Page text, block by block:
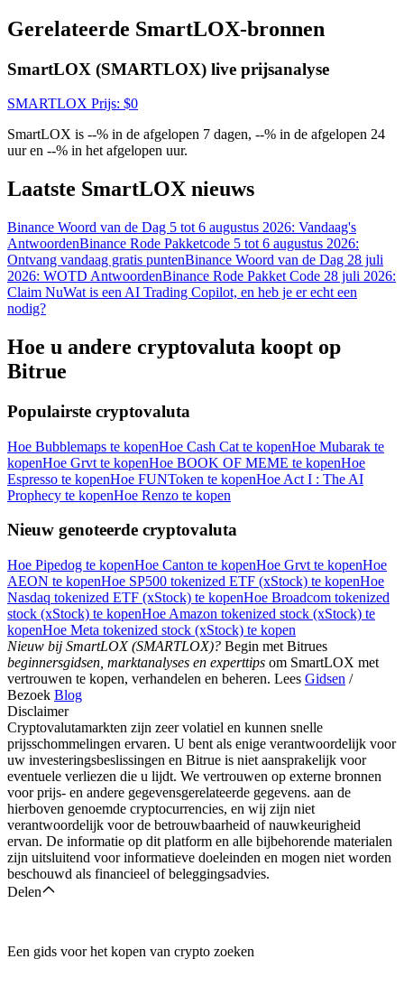
Log in Aanmelden
Download de
Nederlands
Gerelateerde SmartLOX-bronnen
SmartLOX (SMARTLOX) live prijsanalyse
SMARTLOX Prijs: $0
SmartLOX is --% in de afgelopen 7 dagen, --% in de afgelopen 24
uur en --% in het afgelopen uur.
Laatste SmartLOX nieuws
Binance Woord van de Dag 5 tot 6 augustus 2026: Vandaag's
AntwoordenBinance Rode Pakketcode 5 tot 6 augustus 2026:
Ontvang vandaag gratis puntenBinance Woord van de Dag 28 juli
2026: WOTD AntwoordenBinance Rode Pakket Code 28 juli 2026:
Claim NuWat is een AI Trading Copilot, en heb je er echt een
nodig?
Hoe u andere cryptovaluta koopt op
Bitrue
Populairste cryptovaluta
Hoe Bubblemaps te kopenHoe Cash Cat te kopenHoe Mubarak te
kopenHoe Grvt te kopenHoe BOOK OF MEME te kopenHoe
Espresso te kopenHoe FUNToken te kopenHoe Act I : The AI
Prophecy te kopenHoe Renzo te kopen
Nieuw genoteerde cryptovaluta
Hoe Pipedog te kopenHoe Canton te kopenHoe Grvt te kopenHoe
AEON te kopenHoe SP500 tokenized ETF (xStock) te kopenHoe
Nasdaq tokenized ETF (xStock) te kopenHoe Broadcom tokenized
stock (xStock) te kopenHoe Amazon tokenized stock (xStock) te
kopenHoe Meta tokenized stock (xStock) te kopen
Nieuw bij SmartLOX (SMARTLOX)? Begin met Bitrues
beginnersgidsen, marktanalyses en experttips om SmartLOX met
vertrouwen te kopen, verhandelen en beheren. Lees Gidsen /
Bezoek Blog
Disclaimer
Cryptovalutamarkten zijn zeer volatiel en kunnen snelle
prijsschommelingen ervaren. U bent als enige verantwoordelijk voor
uw investeringsbeslissingen en Bitrue is niet aansprakelijk voor
eventuele verliezen die u lijdt. We vertrouwen op externe bronnen
voor prijs- en andere gegevensgerelateerde gegevens. aan de
hierboven genoemde cryptocurrencies, en wij zijn niet
verantwoordelijk voor de betrouwbaarheid of nauwkeurigheid
ervan. De informatie op dit platform en alle bijbehorende materialen
zijn uitsluitend voor informatieve doeleinden en mogen niet worden
beschouwd als financieel of beleggingsadvies.
Delen
Een gids voor het kopen van crypto zoeken